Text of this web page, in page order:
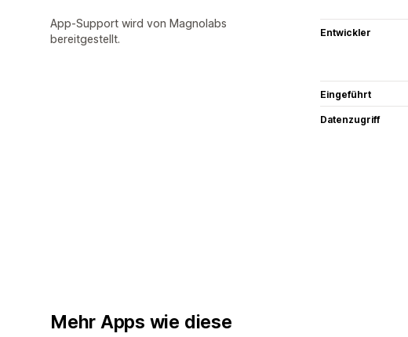
App-Support wird von Magnolabs
bereitgestellt.
Entwickler
Eingeführt
Datenzugriff
Mehr Apps wie diese